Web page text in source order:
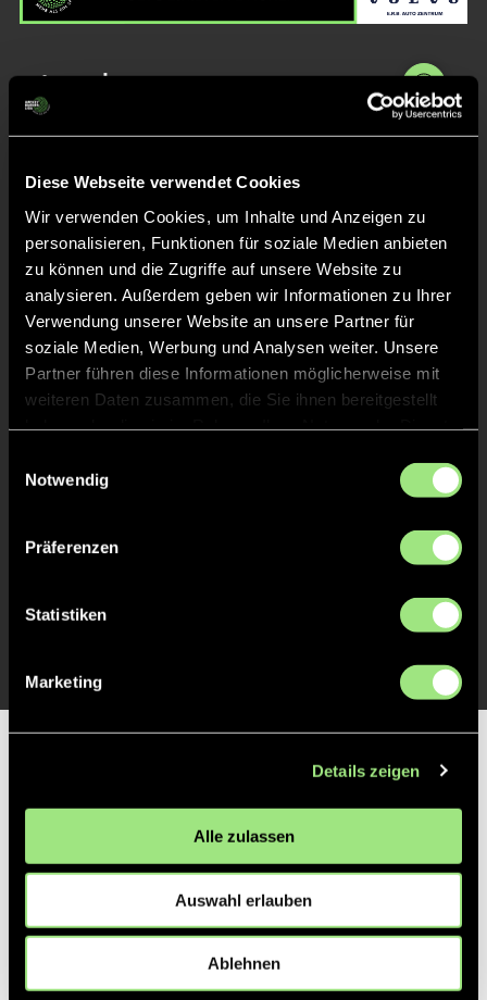
Diese Webseite verwendet Cookies
Wir verwenden Cookies, um Inhalte und Anzeigen zu
personalisieren, Funktionen für soziale Medien anbieten
zu können und die Zugriffe auf unsere Website zu
analysieren. Außerdem geben wir Informationen zu Ihrer
Verwendung unserer Website an unsere Partner für
soziale Medien, Werbung und Analysen weiter. Unsere
Partner führen diese Informationen möglicherweise mit
weiteren Daten zusammen, die Sie ihnen bereitgestellt
Notwendig
Präferenzen
Statistiken
Marketing
Details zeigen
Alle zulassen
Auswahl erlauben
Ablehnen
Liveticker
Abpfiff
Spiel beendet
58' TOR 2:1, FELDTOR
LotteN. 27
50' TOR 1:1, FELDTOR